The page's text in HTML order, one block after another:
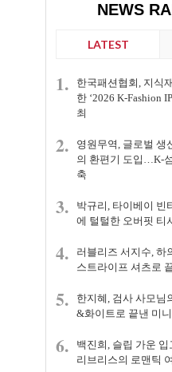
NEWS
LATEST
1.
한국패션협회, 지식
한 ‘2026 K-Fashion
최
2.
영원무역, 글로벌 생
의 환편기 도입…K-
축
3.
박규리, 타이베이 빈
에 털털한 오버핏 티
4.
러블리즈 서지수, 하
스트라이프 셔츠로
5.
한지혜, 검사 사모님
&화이트로 끝낸 미
6.
백진희, 슬립 가운
리브리스의 로맨틱